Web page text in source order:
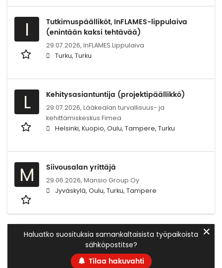
I
Tutkimuspäälliköt, InFLAMES-lippulaiva
(enintään kaksi tehtävää)
29.07.2026, InFLAMES Lippulaiva
Turku, Turku
L Kehitysasiantuntija (projektipäällikkö)
29.07.2026, Lääkealan turvallisuus- ja
kehittämiskeskus Fimea
Helsinki, Kuopio, Oulu, Tampere, Turku
M Siivousalan yrittäjä
29.06.2026, Mansio Group Oy
Jyväskylä, Oulu, Turku, Tampere
Haluatko suosituksia samankaltaisista työpaikoista
sähköpostitse?
Tilaa hakuvahti
✕